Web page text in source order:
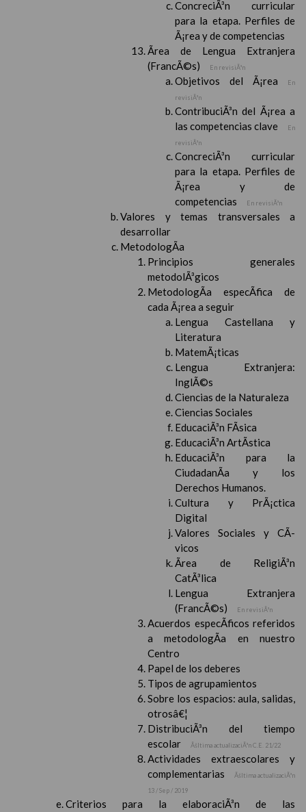
ConcreciÃ³n curricular
para la etapa. Perfiles de
Ã¡rea y de competencias
Ãrea de Lengua Extranjera
(FrancÃ©s)
En revisiÃ³n
Objetivos del Ã¡rea
En
revisiÃ³n
ContribuciÃ³n del Ã¡rea a
las competencias clave
En
revisiÃ³n
ConcreciÃ³n curricular
para la etapa. Perfiles de
Ã¡rea y de
competencias
En revisiÃ³n
Valores y temas transversales a
desarrollar
MetodologÃ­a
Principios generales
metodolÃ³gicos
MetodologÃ­a especÃ­fica de
cada Ã¡rea a seguir
Lengua Castellana y
Literatura
MatemÃ¡ticas
Lengua Extranjera:
InglÃ©s
Ciencias de la Naturaleza
Ciencias Sociales
EducaciÃ³n FÃ­sica
EducaciÃ³n ArtÃ­stica
EducaciÃ³n para la
CiudadanÃ­a y los
Derechos Humanos.
Cultura y PrÃ¡ctica
Digital
Valores Sociales y CÃ­
vicos
Ãrea de ReligiÃ³n
CatÃ³lica
Lengua Extranjera
(FrancÃ©s)
En revisiÃ³n
Acuerdos especÃ­ficos referidos
a metodologÃ­a en nuestro
Centro
Papel de los deberes
Tipos de agrupamientos
Sobre los espacios: aula, salidas,
otrosâ€¦
DistribuciÃ³n del tiempo
escolar
Ãšltima actualizaciÃ³n C.E. 21/22
Actividades extraescolares y
complementarias
Ãšltima actualizaciÃ³n
13 / Sep / 2019
Criterios para la elaboraciÃ³n de las